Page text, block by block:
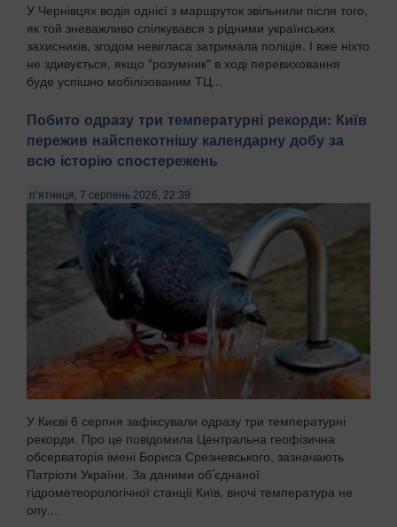
У Чернівцях водія однієї з маршруток звільнили після того,
як той зневажливо спілкувався з рідними українських
захисників, згодом невігласа затримала поліція. І вже ніхто
не здивується, якщо "розумник" в ході перевиховання
буде успішно мобілізованим ТЦ...
Побито одразу три температурні рекорди: Київ
пережив найспекотнішу календарну добу за
всю історію спостережень
п’ятниця, 7 серпень 2026, 22:39
У Києві 6 серпня зафіксували одразу три температурні
рекорди. Про це повідомила Центральна геофізична
обсерваторія імені Бориса Срезневського, зазначають
Патріоти України. За даними об’єднаної
гідрометеорологічної станції Київ, вночі температура не
опу...